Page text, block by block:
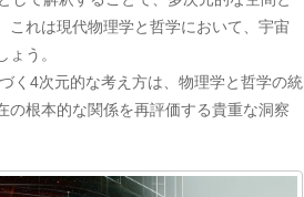
これは現代物理学と哲学において、宇宙
う。
く4次元的な考え方は、物理学と哲学の統
根本的な関係を再評価する貴重な洞察